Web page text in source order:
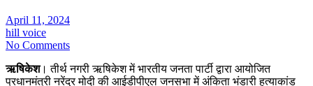
April 11, 2024
hill voice
No Comments
ऋषिकेश। तीर्थ नगरी ऋषिकेश में भारतीय जनता पार्टी द्वारा आयोजित
प्रधानमंत्री नरेंद्र मोदी की आईडीपीएल जनसभा में अंकिता भंडारी हत्याकांड